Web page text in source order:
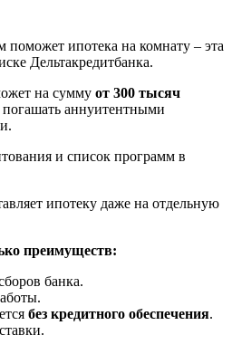
ипотека на комнату – эта
Дельтакредитбанка.
на сумму от 300 тысяч
погашать аннуитентными
ипотеку даже на отдельную
преимуществ:
банка.
без кредитного обеспечения.